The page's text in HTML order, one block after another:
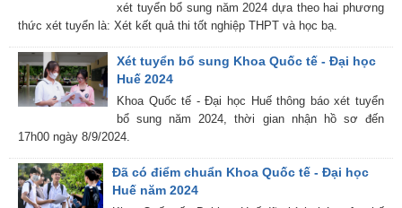
xét tuyển bổ sung năm 2024 dựa theo hai phương
thức xét tuyển là: Xét kết quả thi tốt nghiệp THPT và học bạ.
Xét tuyển bổ sung Khoa Quốc tế - Đại học
Huế 2024
Khoa Quốc tế - Đại học Huế thông báo xét tuyển
bổ sung năm 2024, thời gian nhận hồ sơ đến
17h00 ngày 8/9/2024.
Đã có điểm chuẩn Khoa Quốc tế - Đại học
Huế năm 2024